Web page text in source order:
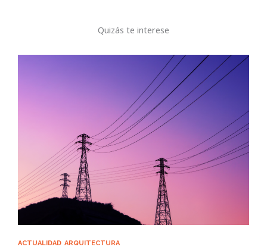
Quizás te interese
ACTUALIDAD ARQUITECTURA